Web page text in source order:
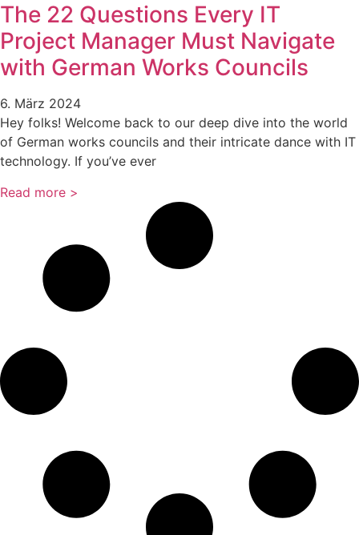
The 22 Questions Every IT
Project Manager Must Navigate
with German Works Councils
6. März 2024
Hey folks! Welcome back to our deep dive into the world
of German works councils and their intricate dance with IT
technology. If you’ve ever
Read more >